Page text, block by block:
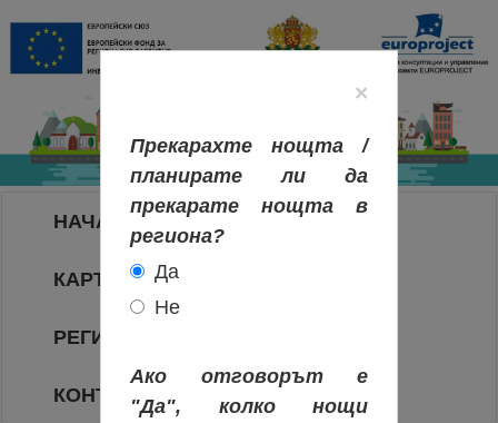
НАЧАЛО
КАРТА НА РЕГИОНИТЕ
РЕГИОНИ
КОНТАКТИ
×
Прекарахте нощта /
планирате ли да
прекарате нощта в
региона?
Да
Не
Ако отговорът е
"Да", колко нощи